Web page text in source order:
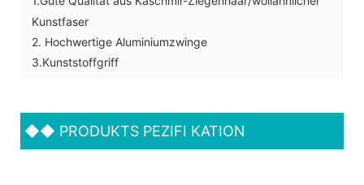
Kunstfaser
2. Hochwertige Aluminiumzwinge
3.Kunststoffgriff
◆◆ PRODUKTS PEZIFI KATION